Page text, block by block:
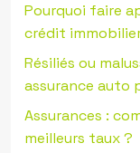
Pourquoi faire
crédit
Résiliés ou
assurance auto
Assurances :
meilleurs taux ?